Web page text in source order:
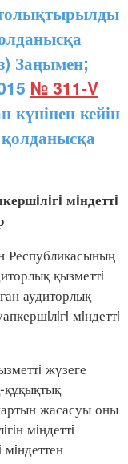
Заңымен;
№ 311-V
кейін
қолданысқа
мiндеттi
қызметтi
аудиторлық
мiндеттi
жүзеге
құқықтық
жасасуы оны
мiндеттi